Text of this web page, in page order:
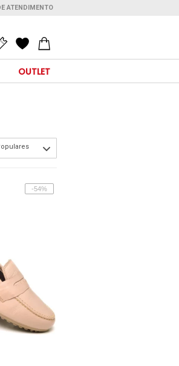
ATENDIMENTO
OUTLET
-54%